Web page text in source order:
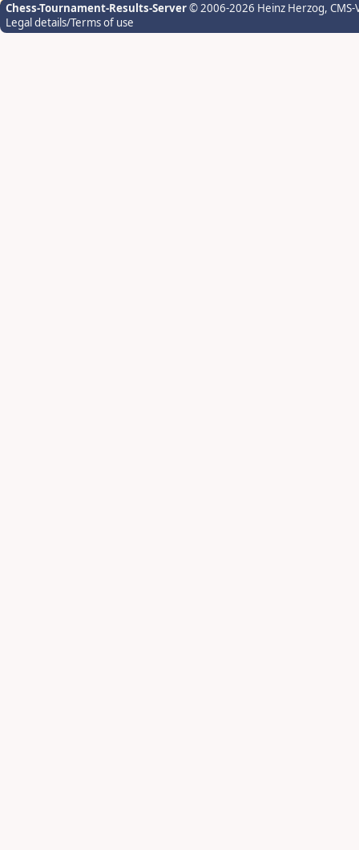
Chess-Tournament-Results-Server© 2006-2026 Heinz Herzog,
Legal details/Terms of use